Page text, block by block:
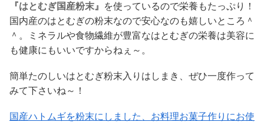
『はとむぎ国産粉末』
を使っているので栄養もたっぷり！
国内産のはとむぎの粉末なので安心なのも嬉しいところ＾
＾。ミネラルや食物繊維が豊富なはとむぎの栄養は美容に
も健康にもいいですからねぇ～。
簡単たのしいはとむぎ粉末入りはしまき、ぜひ一度作って
みて下さいね～！
国産ハトムギを粉末にしました、お料理お菓子作りにお使